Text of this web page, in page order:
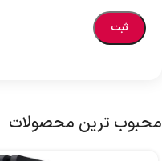
محبوب ترین محصولات